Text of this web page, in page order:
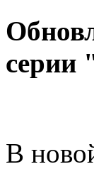
серии
В